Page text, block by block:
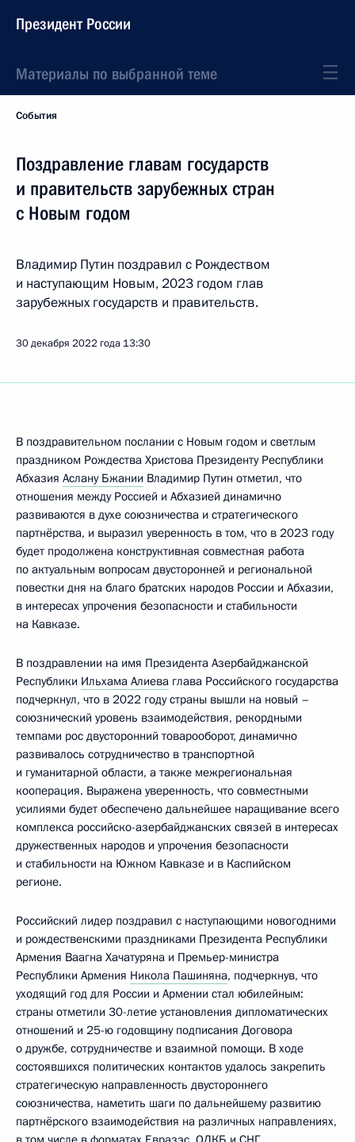
Президент России
Материалы по выбранной теме
События
Поздравление главам государств
и правительств зарубежных стран
с Новым годом
Владимир Путин поздравил с Рождеством
и наступающим Новым, 2023 годом глав
зарубежных государств и правительств.
30 декабря 2022 года 13:30
В поздравительном послании с Новым годом и светлым
праздником Рождества Христова Президенту Республики
Абхазия Аслану Бжании Владимир Путин отметил, что
отношения между Россией и Абхазией динамично
развиваются в духе союзничества и стратегического
партнёрства, и выразил уверенность в том, что в 2023 году
будет продолжена конструктивная совместная работа
по актуальным вопросам двусторонней и региональной
повестки дня на благо братских народов России и Абхазии,
в интересах упрочения безопасности и стабильности
на Кавказе.
В поздравлении на имя Президента Азербайджанской
Республики Ильхама Алиева глава Российского государства
подчеркнул, что в 2022 году страны вышли на новый –
союзнический уровень взаимодействия, рекордными
темпами рос двусторонний товарооборот, динамично
развивалось сотрудничество в транспортной
и гуманитарной области, а также межрегиональная
кооперация. Выражена уверенность, что совместными
усилиями будет обеспечено дальнейшее наращивание всего
комплекса российско-азербайджанских связей в интересах
дружественных народов и упрочения безопасности
и стабильности на Южном Кавказе и в Каспийском
регионе.
Российский лидер поздравил с наступающими новогодними
и рождественскими праздниками Президента Республики
Армения Ваагна Хачатуряна и Премьер-министра
Республики Армения Никола Пашиняна, подчеркнув, что
уходящий год для России и Армении стал юбилейным:
страны отметили 30-летие установления дипломатических
отношений и 25-ю годовщину подписания Договора
о дружбе, сотрудничестве и взаимной помощи. В ходе
состоявшихся политических контактов удалось закрепить
стратегическую направленность двустороннего
союзничества, наметить шаги по дальнейшему развитию
партнёрского взаимодействия на различных направлениях,